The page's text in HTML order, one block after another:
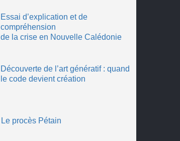
Essai d’explication et de
compréhension
de la crise en Nouvelle Calédonie
Découverte de l’art génératif : quand
le code devient création
Le procès Pétain